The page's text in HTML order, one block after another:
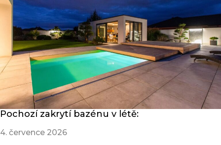
Pochozí zakrytí bazénu v létě:
4. července 2026